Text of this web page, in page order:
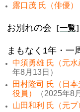
露口茂 氏（俳優）
お別れの会 ［一覧］
まもなく1年・一
中須勇雄 氏（元水
年8月13日）
田村隆司 氏（日
役員）
（2025年8
山田和利 氏（元プ